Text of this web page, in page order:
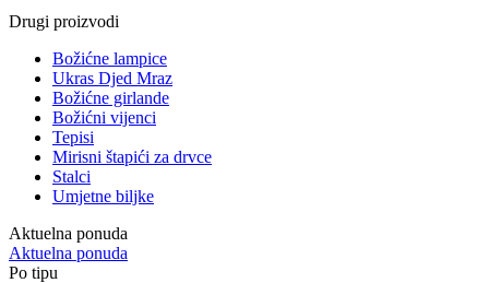
Drugi proizvodi
Božićne lampice
Ukras Djed Mraz
Božićne girlande
Božićni vijenci
Tepisi
Mirisni štapići za drvce
Stalci
Umjetne biljke
Aktuelna ponuda
Aktuelna ponuda
Po tipu